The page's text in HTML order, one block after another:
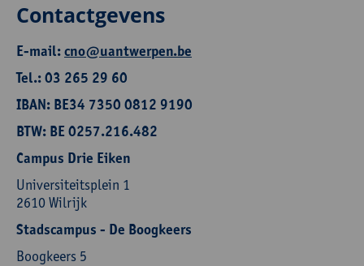
Contactgevens
E-mail:cno@uantwerpen.be
Tel.: 03 265 29 60
IBAN: BE34 7350 0812 9190
BTW: BE 0257.216.482
Campus Drie Eiken
Universiteitsplein 1
2610 Wilrijk
Stadscampus - De Boogkeers
Boogkeers 5